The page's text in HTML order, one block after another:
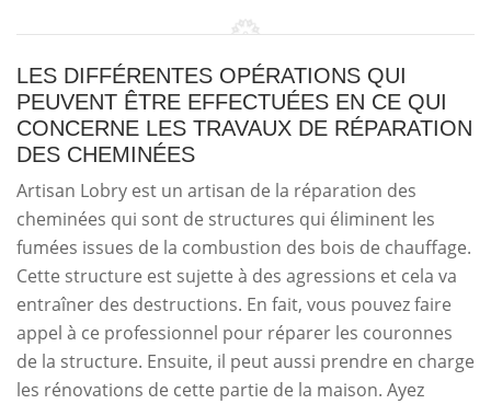
LES DIFFÉRENTES OPÉRATIONS QUI
PEUVENT ÊTRE EFFECTUÉES EN CE QUI
CONCERNE LES TRAVAUX DE RÉPARATION
DES CHEMINÉES
Artisan Lobry est un artisan de la réparation des
cheminées qui sont de structures qui éliminent les
fumées issues de la combustion des bois de chauffage.
Cette structure est sujette à des agressions et cela va
entraîner des destructions. En fait, vous pouvez faire
appel à ce professionnel pour réparer les couronnes
de la structure. Ensuite, il peut aussi prendre en charge
les rénovations de cette partie de la maison. Ayez